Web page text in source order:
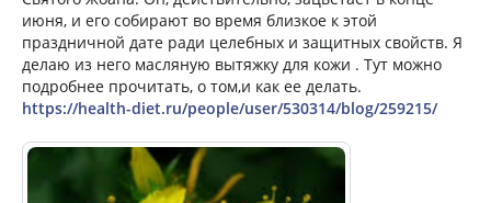
июня, и его собирают во время близкое к этой
праздничной дате ради целебных и защитных свойств. Я
делаю из него масляную вытяжку для кожи . Тут можно
подробнее прочитать, о том,и как ее делать.
https://health-diet.ru/people/user/530314/blog/259215/